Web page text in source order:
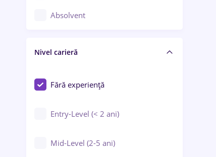
Controlul calității
Educație / Training / Arte
Absolvent
Nivel carieră
Fără experiență
Entry-Level (< 2 ani)
Mid-Level (2-5 ani)